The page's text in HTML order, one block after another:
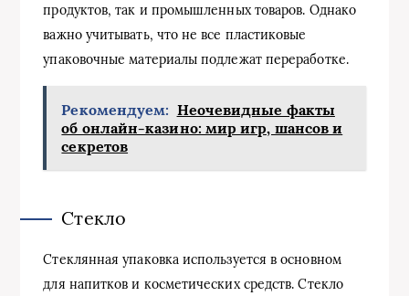
продуктов, так и промышленных товаров. Однако
важно учитывать, что не все пластиковые
упаковочные материалы подлежат переработке.
Рекомендуем: Неочевидные факты
об онлайн-казино: мир игр, шансов и
секретов
Стекло
Стеклянная упаковка используется в основном
для напитков и косметических средств. Стекло